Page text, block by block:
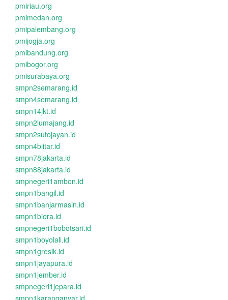
pmiriau.org
pmimedan.org
pmipalembang.org
pmijogja.org
pmibandung.org
pmibogor.org
pmisurabaya.org
smpn2semarang.id
smpn4semarang.id
smpn14jkt.id
smpn2lumajang.id
smpn2sutojayan.id
smpn4blitar.id
smpn78jakarta.id
smpn88jakarta.id
smpnegeri1ambon.id
smpn1bangil.id
smpn1banjarmasin.id
smpn1biora.id
smpnegeri1bobotsari.id
smpn1boyolali.id
smpn1gresik.id
smpn1jayapura.id
smpn1jember.id
smpnegeri1jepara.id
smpn1karanganyar.id